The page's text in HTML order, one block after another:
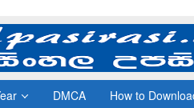
DMCA How to